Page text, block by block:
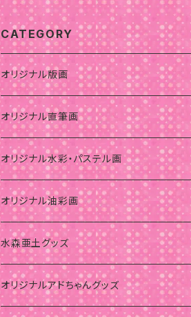
CATEGORY
オリジナル版画
オリジナル直筆画
オリジナル水彩・パステル画
オリジナル油彩画
水森亜土グッズ
オリジナルアドちゃんグッズ